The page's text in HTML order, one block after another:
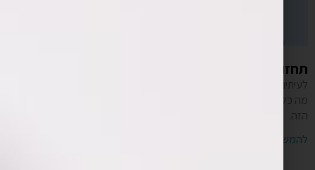
תחזוקת אפליקציה – מה זה אומר?
לעיתים קרובות שומעים על כך שצריך תחזוקת אפליקציה אבל מה זה אומר?
מה כלול בתשלום עבור תחזוקת אפליקציה? את זה תוכלו לקרוא במאמר
הזה.
להמשך קריאה »